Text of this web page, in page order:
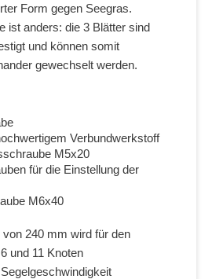
Form gegen Seegras.
ist anders: die 3 Blätter sind
und können somit
gewechselt werden.
Verbundwerkstoff
M5x20
für die Einstellung der
M6x40
240 mm wird für den
und 11 Knoten